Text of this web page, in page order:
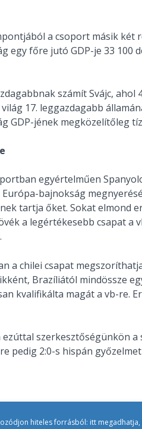
a csoport másik két
egy főre jutó GDP-je 33 100
számít Svájc,
17. leggazdagabb
GDP-jének megközelítőleg
egyértelműen
bajnokság
tartja őket. Sokat elmond
a legértékesebb csapat a
.
a chilei csapat
Brazíliától mindössze
kvalifikálta magát a vb-re.
szerkesztőségünkön a
pedig 2:0-s hispán
hiteles forrásból: itt